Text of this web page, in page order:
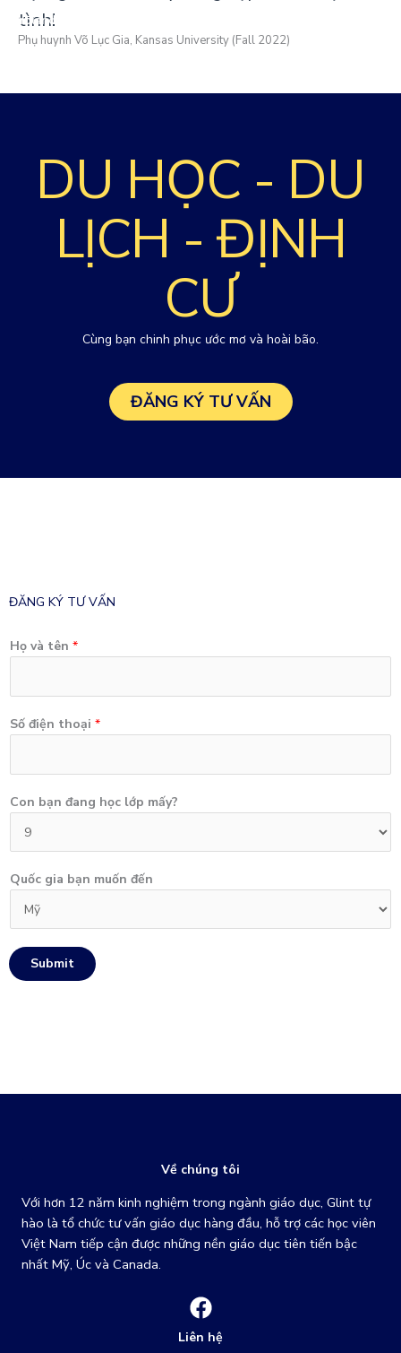
tình!
Yolanda Jenkins
Phụ huynh Võ Lục Gia, Kansas University (Fall 2022)
DU HỌC - DU
LỊCH - ĐỊNH
CƯ
Cùng bạn chinh phục ước mơ và hoài bão.
ĐĂNG KÝ TƯ VẤN
ĐĂNG KÝ TƯ VẤN
Họ và tên *
Số điện thoại *
Con bạn đang học lớp mấy?
Quốc gia bạn muốn đến
Submit
Về chúng tôi
Với hơn 12 năm kinh nghiệm trong ngành giáo dục, Glint tự
hào là tổ chức tư vấn giáo dục hàng đầu, hỗ trợ các học viên
Việt Nam tiếp cận được những nền giáo dục tiên tiến bậc
nhất Mỹ, Úc và Canada.
Liên hệ